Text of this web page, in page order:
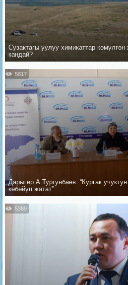
Сузактагы уулуу химикаттар
кандай?
5817
Дарыгер А.Тургунбаев: “Кургак
көбөйүп жатат”
5389